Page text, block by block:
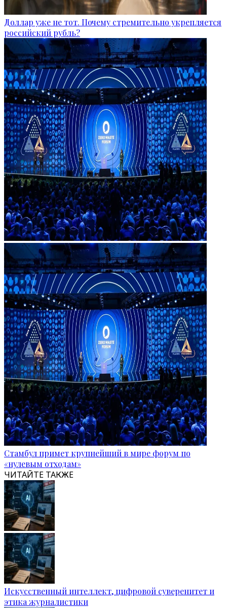
Доллар уже не тот. Почему стремительно укрепляется
российский рубль?
Стамбул примет крупнейший в мире форум по
«нулевым отходам»
ЧИТАЙТЕ ТАКЖЕ
Искусственный интеллект, цифровой суверенитет и
этика журналистики